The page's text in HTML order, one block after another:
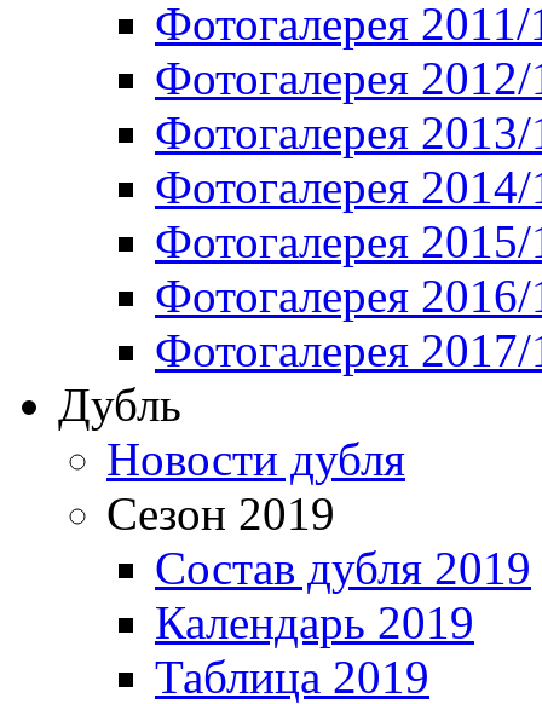
Фотогалерея 2011/
Фотогалерея
Фотогалерея
Фотогалерея
Фотогалерея
Фотогалерея
Фотогалерея
Дубль
Новости дубля
Сезон 2019
Состав дубля 2019
Календарь 2019
Таблица 2019